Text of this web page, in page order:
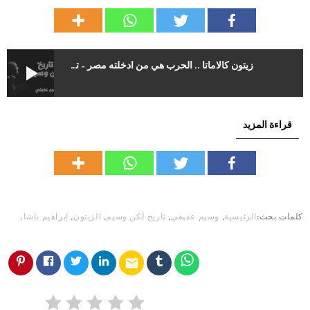
play_arrow زيتون كالاماتا .. الحرب هي من أدخلته مصر – تاريخ لكن وسيم
قراءة المزيد
كلمات بحث: الرئيسية, وسيم عفيفي, تاريخ لكن وسيم, الزيتون, إبراهيم باشا .
email